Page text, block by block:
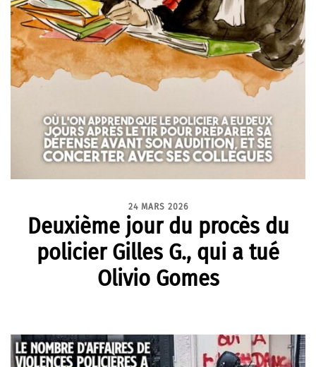
24 MARS 2026
Deuxième jour du procès du
policier Gilles G., qui a tué
Olivio Gomes